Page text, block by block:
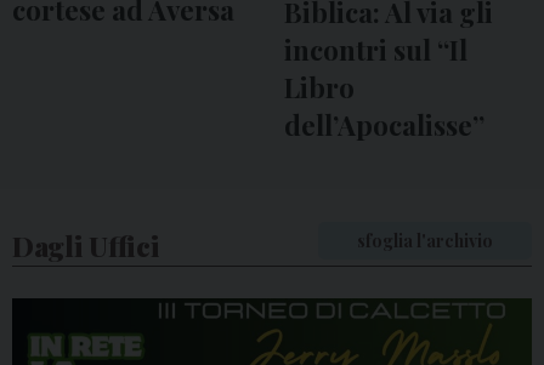
cortese ad Aversa
Biblica: Al via gli
incontri sul “Il
Libro
dell’Apocalisse”
Dagli Uffici sfoglia l'archivio